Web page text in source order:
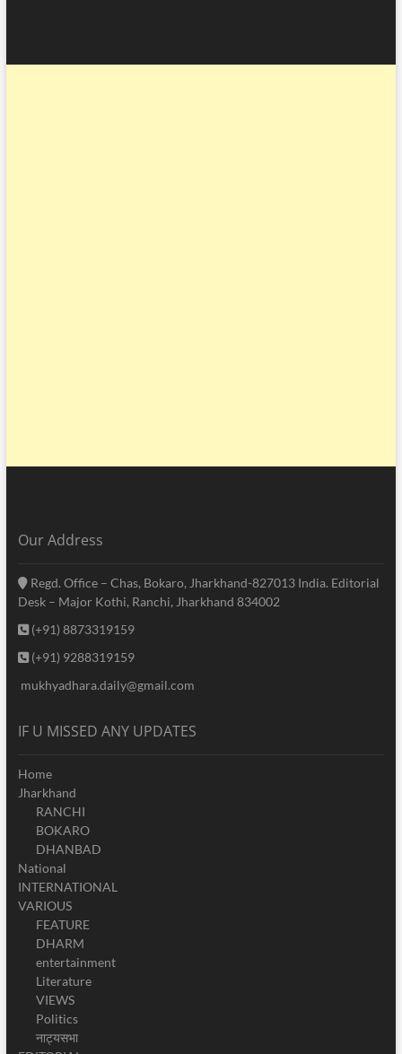
Our Address
Regd. Office – Chas, Bokaro, Jharkhand-827013 India. Editorial
Desk – Major Kothi, Ranchi, Jharkhand 834002
(+91) 8873319159
(+91) 9288319159
mukhyadhara.daily@gmail.com
IF U MISSED ANY UPDATES
Home
Jharkhand
RANCHI
BOKARO
DHANBAD
National
INTERNATIONAL
VARIOUS
FEATURE
DHARM
entertainment
Literature
VIEWS
Politics
नाट्यसभा